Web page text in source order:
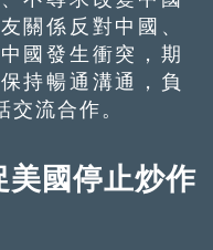
關係反對中國、
國發生衝突，期
持暢通溝通，負
流合作。
美國停止炒作